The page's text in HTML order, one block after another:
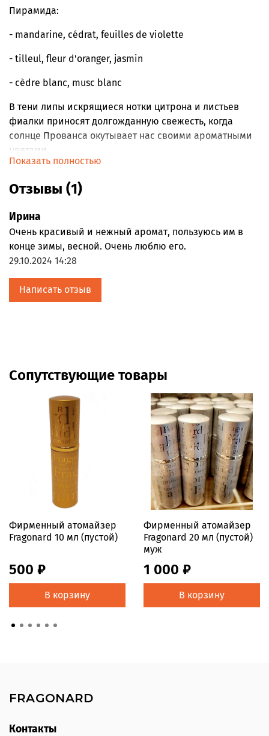
Пирамида:
- mandarine, cédrat, feuilles de violette
- tilleul, fleur d'oranger, jasmin
- cèdre blanc, musc blanc
В тени липы искрящиеся нотки цитрона и листьев
фиалки приносят долгожданную свежесть, когда
солнце Прованса окутывает нас своими ароматными
цветами.
Показать полностью
Отзывы (1)
Ирина
Очень красивый и нежный аромат, пользуюсь им в
конце зимы, весной. Очень люблю его.
29.10.2024 14:28
Написать отзыв
Сопутствующие товары
Фирменный атомайзер
Fragonard 10 мл (пустой)
500 ₽
В корзину
Фирменный атомайзер
Fragonard 20 мл (пустой)
муж
1 000 ₽
В корзину
FRAGONARD
Контакты